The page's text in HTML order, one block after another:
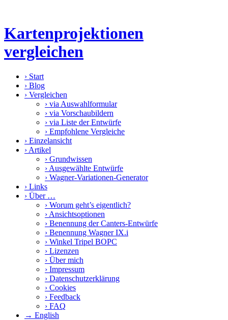
Kartenprojektionen
vergleichen
› Start
› Blog
› Vergleichen
› via Auswahlformular
› via Vorschaubildern
› via Liste der Entwürfe
› Empfohlene Vergleiche
› Einzelansicht
› Artikel
› Grundwissen
› Ausgewählte Entwürfe
› Wagner-Variationen-Generator
› Links
› Über …
› Worum geht’s eigentlich?
› Ansichtsoptionen
› Benennung der Canters-Entwürfe
› Benennung Wagner IX.i
› Winkel Tripel BOPC
› Lizenzen
› Über mich
› Impressum
› Datenschutzerklärung
› Cookies
› Feedback
› FAQ
→ English